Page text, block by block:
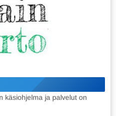
käsiohjelma ja palvelut on